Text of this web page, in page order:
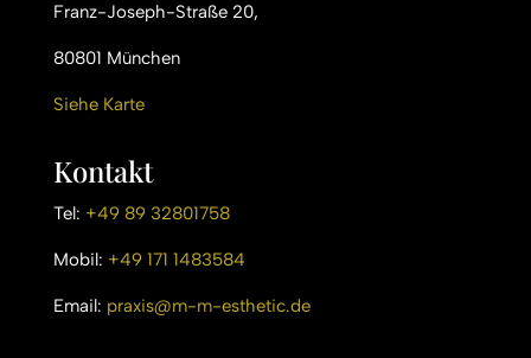
Franz-Joseph-Straße 20,
80801 München
Siehe Karte
Kontakt
Tel: +49 89 32801758
Mobil: +49 171 1483584
Email: praxis@m-m-esthetic.de